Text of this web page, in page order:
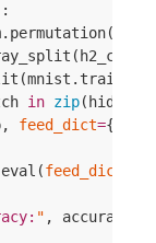
in zip
feed_dict=
feed_dict
" ,